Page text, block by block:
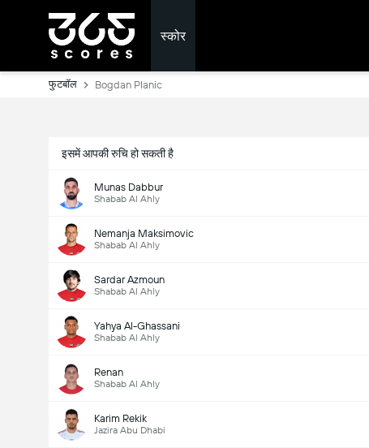
स्कोर
फुटबॉल Bogdan Planic
इसमें आपकी रुचि हो सकती है
Munas Dabbur
Shabab Al Ahly
Nemanja Maksimovic
Shabab Al Ahly
Sardar Azmoun
Shabab Al Ahly
Yahya Al-Ghassani
Shabab Al Ahly
Renan
Shabab Al Ahly
Karim Rekik
Jazira Abu Dhabi